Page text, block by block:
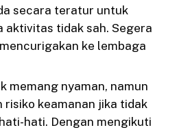
secara teratur untuk
aktivitas tidak sah. Segera
ke lembaga
memang nyaman, namun
risiko keamanan jika tidak
hati. Dengan mengikuti